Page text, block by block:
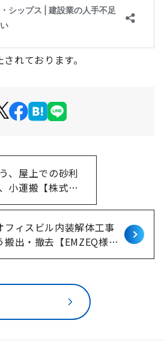
れております。
、屋上での砂利
小運搬【株式会
神奈川県川崎市
フィスビル内装解体工事
搬出・撤去【EMZEQ様】
県川崎市中原区